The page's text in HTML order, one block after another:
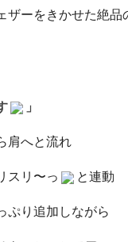
ザーをきかせた絶品
」
肩へと流れ
スリ〜っ と連動
ぷり追加しながら